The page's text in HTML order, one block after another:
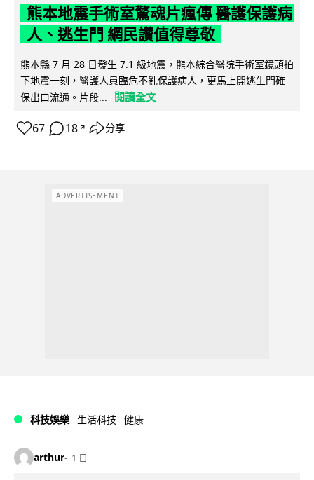
熊本地震手術室驚魂片瘋傳 醫護保護病
人、逃生門 網民讚值得尊敬
熊本縣 7 月 28 日發生 7.1 級地震，熊本綜合醫院手術室鏡頭拍
下地震一刻，醫護人員臨危不亂保護病人，更馬上開逃生門確
保出口流通。片段...
閱讀全文
67 18 ↗ 分享
ADVERTISEMENT
科技娛樂 生活科技 健康
arthur 1 日